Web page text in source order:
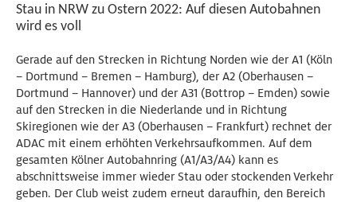
Stau in NRW zu Ostern 2022: Auf diesen Autobahnen
wird es voll
Gerade auf den Strecken in Richtung Norden wie der A1 (Köln
– Dortmund – Bremen – Hamburg), der A2 (Oberhausen –
Dortmund – Hannover) und der A31 (Bottrop – Emden) sowie
auf den Strecken in die Niederlande und in Richtung
Skiregionen wie der A3 (Oberhausen – Frankfurt) rechnet der
ADAC mit einem erhöhten Verkehrsaufkommen. Auf dem
gesamten Kölner Autobahnring (A1/A3/A4) kann es
abschnittsweise immer wieder Stau oder stockenden Verkehr
geben. Der Club weist zudem erneut daraufhin, den Bereich